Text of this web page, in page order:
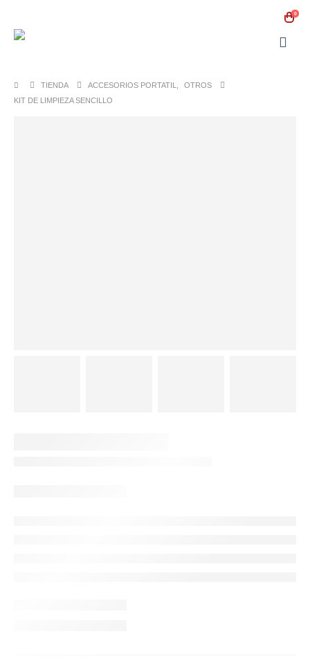
0
TIENDA ACCESORIOS PORTATIL
OTROS
KIT DE LIMPIEZA SENCILLO